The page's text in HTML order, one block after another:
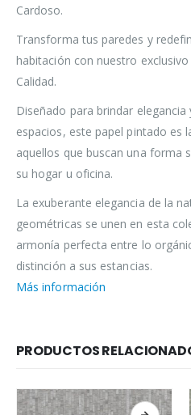
Cardoso.
Transforma tus paredes y
habitación con nuestro
Calidad.
Diseñado para brindar
espacios, este papel pintado es
aquellos que buscan una forma
su hogar u oficina.
La exuberante elegancia de la
geométricas se unen en esta
armonía perfecta entre lo
distinción a sus estancias.
Más información
PRODUCTOS